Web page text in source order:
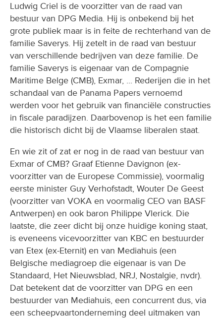
Ludwig Criel is de voorzitter van de raad van
bestuur van DPG Media. Hij is onbekend bij het
grote publiek maar is in feite de rechterhand van de
familie Saverys. Hij zetelt in de raad van bestuur
van verschillende bedrijven van deze familie. De
familie Saverys is eigenaar van de Compagnie
Maritime Belge (CMB), Exmar, ... Rederijen die in het
schandaal van de Panama Papers vernoemd
werden voor het gebruik van financiële constructies
in fiscale paradijzen. Daarbovenop is het een familie
die historisch dicht bij de Vlaamse liberalen staat.
En wie zit of zat er nog in de raad van bestuur van
Exmar of CMB? Graaf Etienne Davignon (ex-
voorzitter van de Europese Commissie), voormalig
eerste minister Guy Verhofstadt, Wouter De Geest
(voorzitter van VOKA en voormalig CEO van BASF
Antwerpen) en ook baron Philippe Vlerick. Die
laatste, die zeer dicht bij onze huidige koning staat,
is eveneens vicevoorzitter van KBC en bestuurder
van Etex (ex-Eternit) en van Mediahuis (een
Belgische mediagroep die eigenaar is van De
Standaard, Het Nieuwsblad, NRJ, Nostalgie, nvdr).
Dat betekent dat de voorzitter van DPG en een
bestuurder van Mediahuis, een concurrent dus, via
een scheepvaartonderneming deel uitmaken van